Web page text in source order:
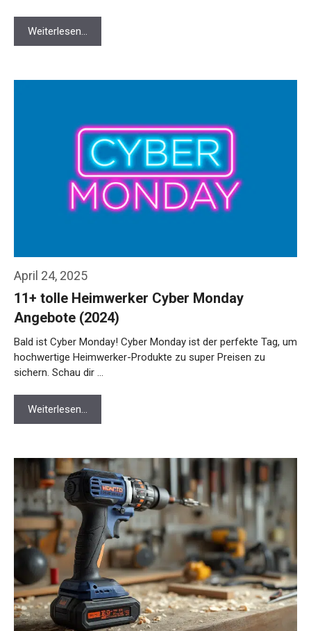
Weiterlesen…
April 24, 2025
11+ tolle Heimwerker Cyber Monday
Angebote (2024)
Bald ist Cyber Monday! Cyber Monday ist der perfekte Tag, um
hochwertige Heimwerker-Produkte zu super Preisen zu
sichern. Schau dir …
Weiterlesen…